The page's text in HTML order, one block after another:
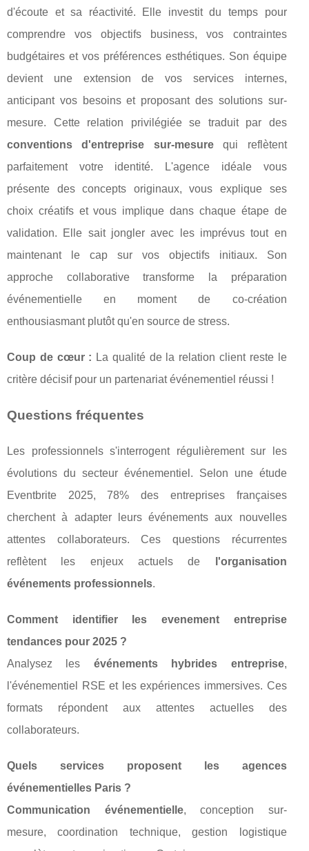
d'écoute et sa réactivité. Elle investit du temps pour
comprendre vos objectifs business, vos contraintes
budgétaires et vos préférences esthétiques. Son équipe
devient une extension de vos services internes,
anticipant vos besoins et proposant des solutions sur-
mesure. Cette relation privilégiée se traduit par des
conventions d'entreprise sur-mesurequi reflètent
parfaitement votre identité. L'agence idéale vous
présente des concepts originaux, vous explique ses
choix créatifs et vous implique dans chaque étape de
validation. Elle sait jongler avec les imprévus tout en
maintenant le cap sur vos objectifs initiaux. Son
approche collaborative transforme la préparation
événementielle en moment de co-création
enthousiasmant plutôt qu'en source de stress.
Coup de cœur : La qualité de la relation client reste le
critère décisif pour un partenariat événementiel réussi !
Questions fréquentes
Les professionnels s'interrogent régulièrement sur les
évolutions du secteur événementiel. Selon une étude
Eventbrite 2025, 78% des entreprises françaises
cherchent à adapter leurs événements aux nouvelles
attentes collaborateurs. Ces questions récurrentes
reflètent les enjeux actuels de
l'organisation
événements professionnels.
Comment identifier les evenement entreprise
tendances pour 2025 ?
Analysez les événements hybrides entreprise,
l'événementiel RSE et les expériences immersives. Ces
formats répondent aux attentes actuelles des
collaborateurs.
Quels services proposent les agences
événementielles Paris ?
Communication événementielle, conception sur-
mesure, coordination technique, gestion logistique